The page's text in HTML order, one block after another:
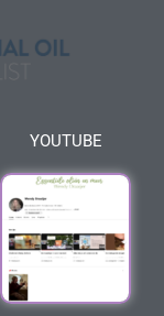
YOUTUBE